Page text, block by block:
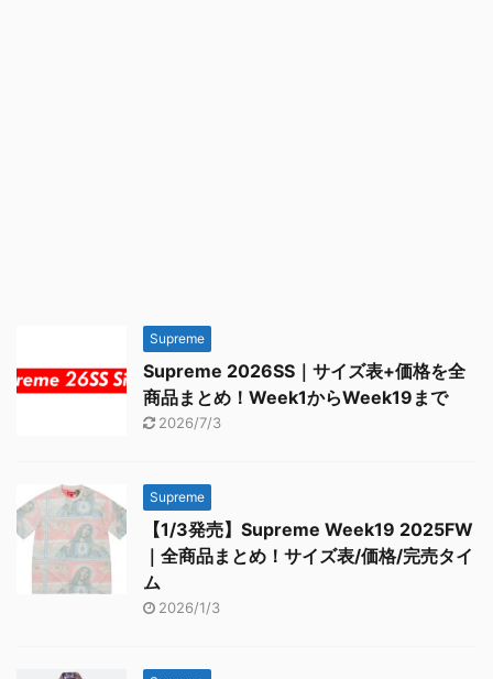
Supreme
Supreme 2026SS｜サイズ表+価格を全
商品まとめ！Week1からWeek19まで
2026/7/3
Supreme
【1/3発売】Supreme Week19 2025FW
｜全商品まとめ！サイズ表/価格/完売タイ
ム
2026/1/3